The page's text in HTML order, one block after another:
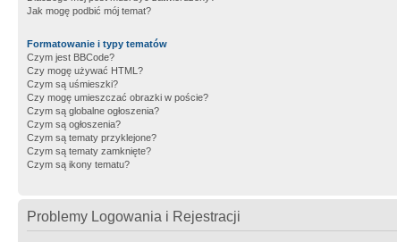
Jak mogę podbić mój temat?
Formatowanie i typy tematów
Czym jest BBCode?
Czy mogę używać HTML?
Czym są uśmieszki?
Czy mogę umieszczać obrazki w poście?
Czym są globalne ogłoszenia?
Czym są ogłoszenia?
Czym są tematy przyklejone?
Czym są tematy zamknięte?
Czym są ikony tematu?
Problemy Logowania i Rejestracji